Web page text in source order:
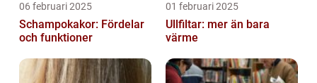
06 februari 2025
Schampokakor: Fördelar
och funktioner
01 februari 2025
Ullfiltar: mer än bara
värme